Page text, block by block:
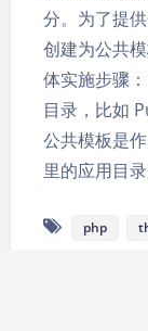
分。为了提
创建为公共
体实施步骤
目录，比如
公共模板是
里的应用目
php